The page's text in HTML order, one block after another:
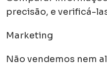
precisão, e verificá-
Marketing
Não vendemos nem